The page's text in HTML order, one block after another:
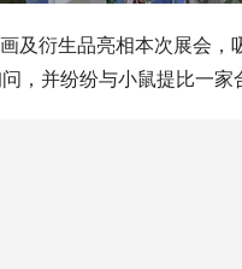
及衍生品亮相本次展会
，并纷纷与小鼠提比一家